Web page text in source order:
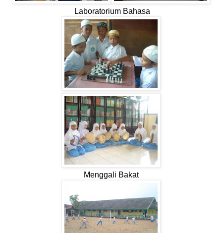
Laboratorium Bahasa
Menggali Bakat